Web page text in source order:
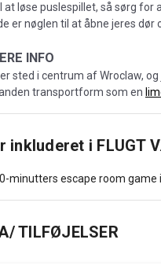
løse puslespillet, så sørg for
er nøglen til at åbne jeres dør
INFO
sted i centrum af Wroclaw,
anden transportform som en
inkluderet i FLUGT
minutters escape room game
TILFØJELSER